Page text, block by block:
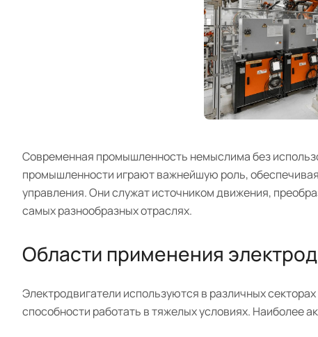
Современная промышленность немыслима без
промышленности играют важнейшую роль,
управления. Они служат источником движения,
самых разнообразных отраслях.
Области применения
Электродвигатели используются в различных
способности работать в тяжелых условиях. Наиболее